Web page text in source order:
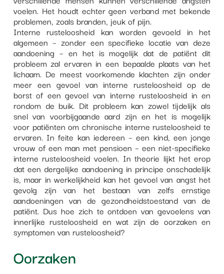
voelen. Het houdt echter geen verband met bekende
problemen, zoals branden, jeuk of pijn.
Interne rusteloosheid kan worden gevoeld in het
algemeen – zonder een specifieke locatie van deze
aandoening – en het is mogelijk dat de patiënt dit
probleem zal ervaren in een bepaalde plaats van het
lichaam. De meest voorkomende klachten zijn onder
meer een gevoel van interne rusteloosheid op de
borst of een gevoel van interne rusteloosheid in en
rondom de buik. Dit probleem kan zowel tijdelijk als
snel van voorbijgaande aard zijn en het is mogelijk
voor patiënten om chronische interne rusteloosheid te
ervaren. In feite kan iedereen – een kind, een jonge
vrouw of een man met pensioen – een niet-specifieke
interne rusteloosheid voelen. In theorie lijkt het erop
dat een dergelijke aandoening in principe onschadelijk
is, maar in werkelijkheid kan het gevoel van angst het
gevolg zijn van het bestaan van zelfs ernstige
aandoeningen van de gezondheidstoestand van de
patiënt. Dus hoe zich te ontdoen van gevoelens van
innerlijke rusteloosheid en wat zijn de oorzaken en
symptomen van rusteloosheid?
Oorzaken